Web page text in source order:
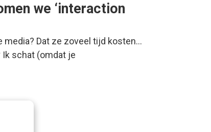
we ‘interaction
media? Dat ze zoveel tijd kosten…
schat (omdat je